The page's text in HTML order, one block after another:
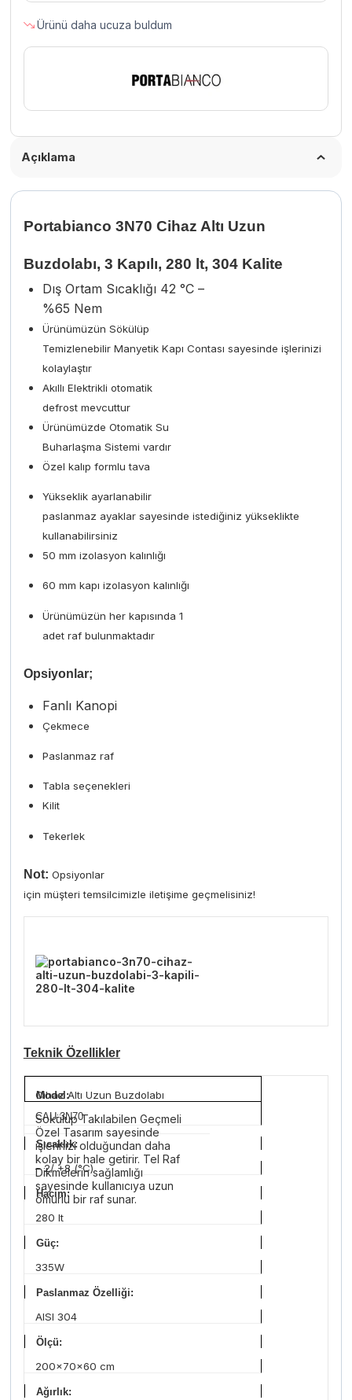
280
lt,
adet
Ürünü daha ucuza buldum
Açıklama
Portabianco 3N70 Cihaz Altı Uzun
Buzdolabı, 3 Kapılı, 280 lt, 304 Kalite
Dış Ortam Sıcaklığı 42 °C –
%65 Nem
Ürünümüzün Sökülüp
Temizlenebilir Manyetik Kapı Contası sayesinde işlerinizi
kolaylaştır
Akıllı Elektrikli otomatik
defrost mevcuttur
Ürünümüzde Otomatik Su
Buharlaşma Sistemi vardır
Özel kalıp formlu tava
Yükseklik ayarlanabilir
paslanmaz ayaklar sayesinde istediğiniz yükseklikte
kullanabilirsiniz
50 mm izolasyon kalınlığı
60 mm kapı izolasyon kalınlığı
Ürünümüzün her kapısında 1
adet raf bulunmaktadır
Opsiyonlar;
Fanlı Kanopi
Çekmece
Paslanmaz raf
Tabla seçenekleri
Kilit
Tekerlek
Not: Opsiyonlar
için müşteri temsilcimizle iletişime geçmelisiniz!
Cihaz Altı Uzun Buzdolabı
Sökülüp Takılabilen Geçmeli
Özel Tasarım sayesinde
işlerinizi olduğundan daha
kolay bir hale getirir. Tel Raf
Dikmelerin sağlamlığı
sayesinde kullanıcıya uzun
ömürlü bir raf sunar.
Teknik Özellikler
Model:
CAU-3N70
Sıcaklık:
– 2/ +8 (°C)
Hacim:
280 lt
Güç:
335W
Paslanmaz Özelliği:
AISI 304
Ölçü:
200x70x60 cm
Ağırlık: